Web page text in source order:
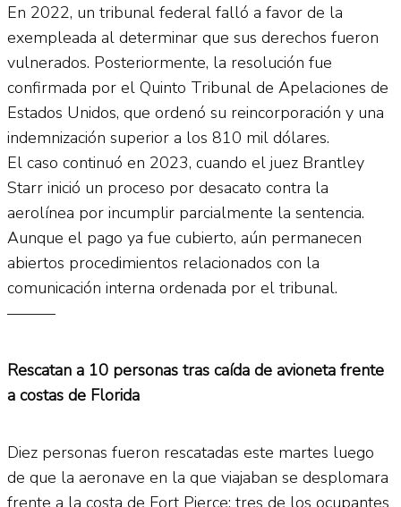
En 2022, un tribunal federal falló a favor de la
exempleada al determinar que sus derechos fueron
vulnerados. Posteriormente, la resolución fue
confirmada por el Quinto Tribunal de Apelaciones de
Estados Unidos, que ordenó su reincorporación y una
indemnización superior a los 810 mil dólares.
El caso continuó en 2023, cuando el juez Brantley
Starr inició un proceso por desacato contra la
aerolínea por incumplir parcialmente la sentencia.
Aunque el pago ya fue cubierto, aún permanecen
abiertos procedimientos relacionados con la
comunicación interna ordenada por el tribunal.
———
Rescatan a 10 personas tras caída de avioneta frente
a costas de Florida
Diez personas fueron rescatadas este martes luego
de que la aeronave en la que viajaban se desplomara
frente a la costa de Fort Pierce; tres de los ocupantes